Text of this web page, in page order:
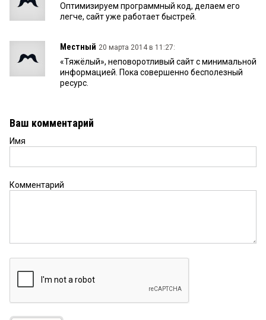
Оптимизируем программный код, делаем его
легче, сайт уже работает быстрей.
Местный 20 марта 2014 в 11:27:
«Тяжёлый», неповоротливый сайт с минимальной
информацией. Пока совершенно бесполезный
ресурс.
Ваш комментарий
Имя
Комментарий